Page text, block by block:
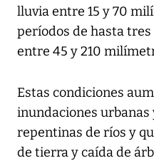
lluvia entre 15 y 70
períodos de hasta
entre 45 y 210
Estas condiciones
inundaciones urbanas
repentinas de ríos y
de tierra y caída de